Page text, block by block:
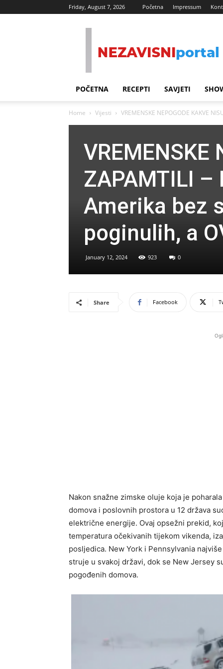
Friday, August 7, 2026 Početna Impressum
POČETNA RECEPTI SAVJETI
Home Vijesti VREMENSKE NEPOGODE KAKVE
VREMENSKE
ZAPAMTILI –
Amerika bez
poginulih, a
January 12, 2024 923 0
Share Facebook
Nakon snažne zimske oluje koja je
domova i poslovnih prostora u 12 država
električne energije. Ovaj opsežni prekid,
temperatura očekivanih tijekom vikenda,
posljedica. New York i Pennsylvania
struje u svakoj državi, dok se New Jersey
pogođenih domova.